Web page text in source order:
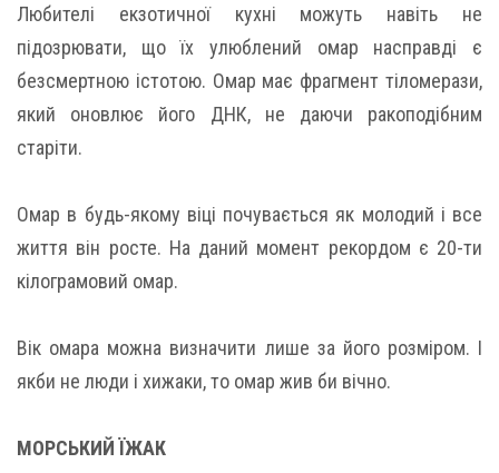
Любителі екзотичної кухні можуть навіть не
підозрювати, що їх улюблений омар насправді є
безсмертною істотою. Омар має фрагмент тіломерази,
який оновлює його ДНК, не даючи ракоподібним
старіти.
Омар в будь-якому віці почувається як молодий і все
життя він росте. На даний момент рекордом є 20-ти
кілограмовий омар.
Вік омара можна визначити лише за його розміром. І
якби не люди і хижаки, то омар жив би вічно.
МОРСЬКИЙ ЇЖАК